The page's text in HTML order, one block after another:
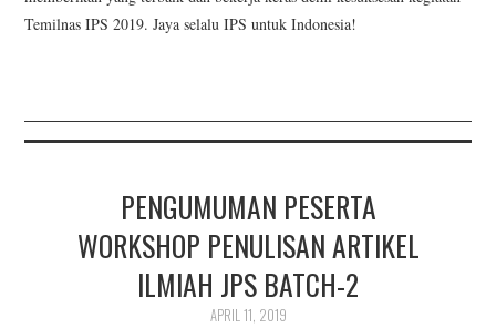
Temilnas IPS 2019. Jaya selalu IPS untuk Indonesia!
PENGUMUMAN PESERTA
WORKSHOP PENULISAN ARTIKEL
ILMIAH JPS BATCH-2
APRIL 11, 2019